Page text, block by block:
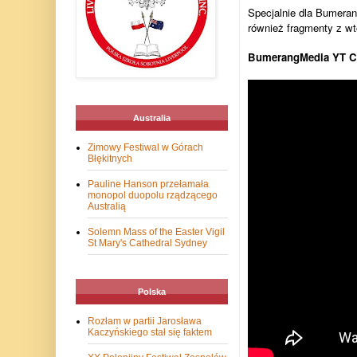
Specjalnie dla
również fragmenty z
BumerangMedia YT
Australia
Zimowy Festiwal w Górach
Błękitnych
Pauline Hanson przełamała
monopol duopolu rządzącego
Australią
Solemn Mass of the Easter Vigil
St Mary's Cathedral Sydney
Polska
Rozłam w partii Jarosława
Kaczyńskiego stał się faktem